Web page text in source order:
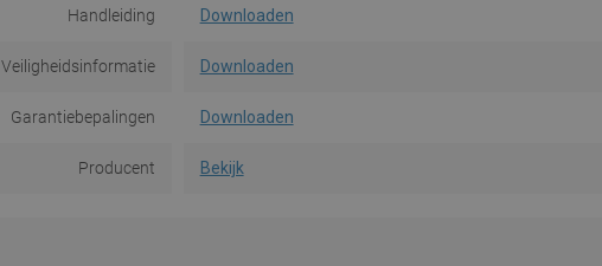
Handleiding Downloaden
Veiligheidsinformatie Downloaden
Garantiebepalingen Downloaden
Producent Bekijk